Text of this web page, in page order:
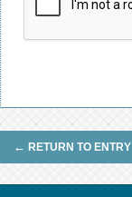
← RETURN TO ENTRY